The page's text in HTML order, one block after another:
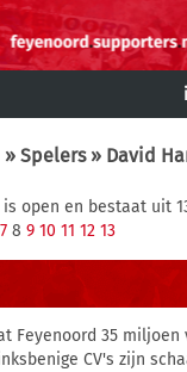
» Spelers» David
open en bestaat uit
7 8 9 10 11 12 13
Feyenoord 35 miljoen
CV's zijn